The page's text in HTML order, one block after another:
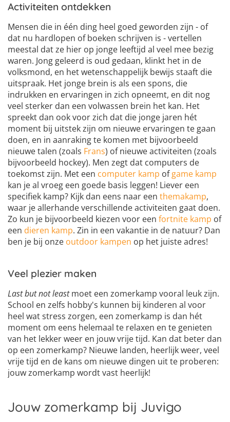
Activiteiten ontdekken
Mensen die in één ding heel goed geworden zijn - of
dat nu hardlopen of boeken schrijven is - vertellen
meestal dat ze hier op jonge leeftijd al veel mee bezig
waren. Jong geleerd is oud gedaan, klinkt het in de
volksmond, en het wetenschappelijk bewijs staaft die
uitspraak. Het jonge brein is als een spons, die
indrukken en ervaringen in zich opneemt, en dit nog
veel sterker dan een volwassen brein het kan. Het
spreekt dan ook voor zich dat die jonge jaren hét
moment bij uitstek zijn om nieuwe ervaringen te gaan
doen, en in aanraking te komen met bijvoorbeeld
nieuwe talen (zoals Frans) of nieuwe activiteiten (zoals
bijvoorbeeld hockey). Men zegt dat computers de
toekomst zijn. Met een computer kamp ofgame kamp
kan je al vroeg een goede basis leggen! Liever een
specifiek kamp? Kijk dan eens naar een themakamp,
waar je allerhande verschillende activiteiten gaat doen.
Zo kun je bijvoorbeeld kiezen voor een fortnite kamp of
een dieren kamp. Zin in een vakantie in de natuur? Dan
ben je bij onze outdoor kampen op het juiste adres!
Veel plezier maken
Last but not leastmoet een zomerkamp vooral leuk zijn.
School en zelfs hobby's kunnen bij kinderen al voor
heel wat stress zorgen, een zomerkamp is dan hét
moment om eens helemaal te relaxen en te genieten
van het lekker weer en jouw vrije tijd. Kan dat beter dan
op een zomerkamp? Nieuwe landen, heerlijk weer, veel
vrije tijd en de kans om nieuwe dingen uit te proberen:
jouw zomerkamp wordt vast heerlijk!
Jouw zomerkamp bij Juvigo